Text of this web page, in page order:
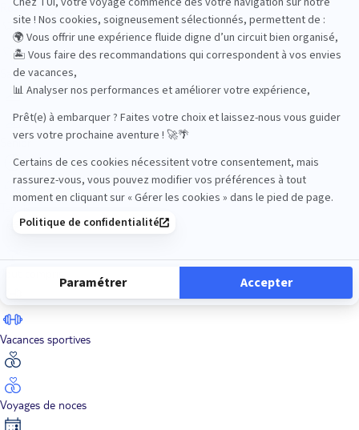
Road Trips
Safari
Sénior
Vacances sportives
Voyages de noces